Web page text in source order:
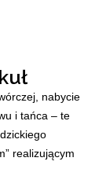
nabycie
i tańca – te
realizującym